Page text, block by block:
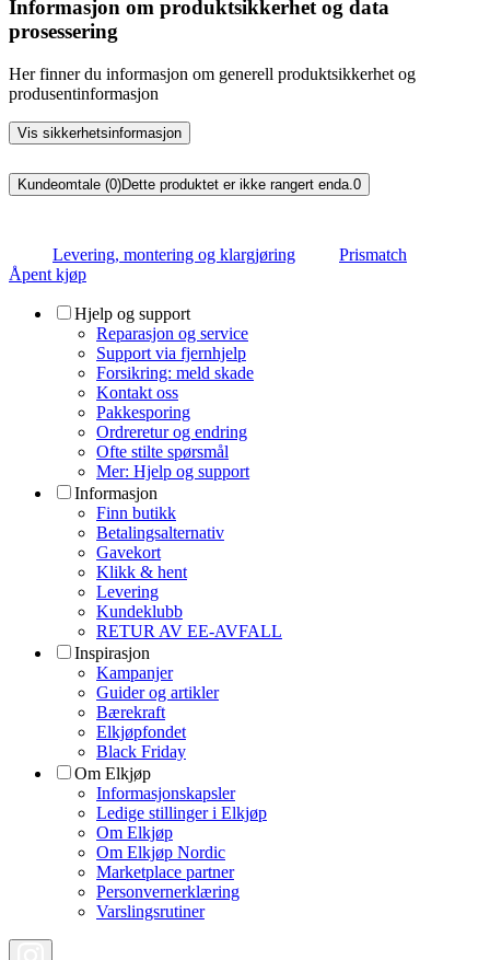
Informasjon om produktsikkerhet og data
prosessering
Her finner du informasjon om generell produktsikkerhet og
produsentinformasjon
Vis sikkerhetsinformasjon
Kundeomtale (0)Dette produktet er ikke rangert enda. 0
Levering, montering og klargjøring
Prismatch
Åpent kjøp
Hjelp og support
Reparasjon og service
Support via fjernhjelp
Forsikring: meld skade
Kontakt oss
Pakkesporing
Ordreretur og endring
Ofte stilte spørsmål
Mer: Hjelp og support
Informasjon
Finn butikk
Betalingsalternativ
Gavekort
Klikk & hent
Levering
Kundeklubb
RETUR AV EE-AVFALL
Inspirasjon
Kampanjer
Guider og artikler
Bærekraft
Elkjøpfondet
Black Friday
Om Elkjøp
Informasjonskapsler
Ledige stillinger i Elkjøp
Om Elkjøp
Om Elkjøp Nordic
Marketplace partner
Personvernerklæring
Varslingsrutiner